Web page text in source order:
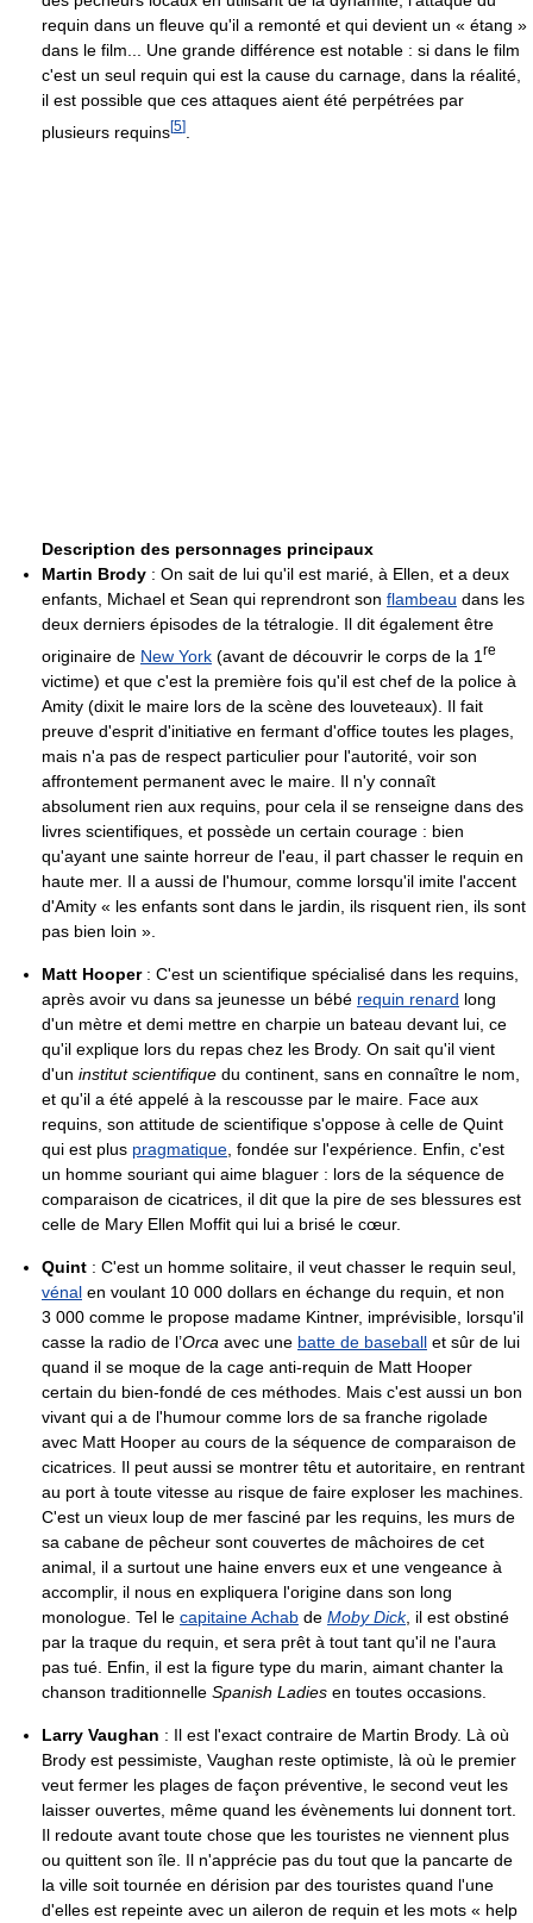
requin dans un fleuve qu'il a remonté et qui devient un « étang »
dans le film... Une grande différence est notable : si dans le film
c'est un seul requin qui est la cause du carnage, dans la réalité,
il est possible que ces attaques aient été perpétrées par
plusieurs requins[5]
Description des personnages principaux
Martin Brody : On sait de lui qu'il est marié, à Ellen, et a deux
enfants, Michael et Sean qui reprendront son flambeau dans les
deux derniers épisodes de la tétralogie. Il dit également être
originaire de New York (avant de découvrir le corps de la 1 re
victime) et que c'est la première fois qu'il est chef de la police à
Amity (dixit le maire lors de la scène des louveteaux). Il fait
preuve d'esprit d'initiative en fermant d'office toutes les plages,
mais n'a pas de respect particulier pour l'autorité, voir son
affrontement permanent avec le maire. Il n'y connaît
absolument rien aux requins, pour cela il se renseigne dans des
livres scientifiques, et possède un certain courage : bien
qu'ayant une sainte horreur de l'eau, il part chasser le requin en
haute mer. Il a aussi de l'humour, comme lorsqu'il imite l'accent
d'Amity « les enfants sont dans le jardin, ils risquent rien, ils sont
pas bien loin ».
Matt Hooper: C'est un scientifique spécialisé dans les requins,
après avoir vu dans sa jeunesse un bébé requin renard long
d'un mètre et demi mettre en charpie un bateau devant lui, ce
qu'il explique lors du repas chez les Brody. On sait qu'il vient
d'un institut scientifique du continent, sans en connaître le nom,
et qu'il a été appelé à la rescousse par le maire. Face aux
requins, son attitude de scientifique s'oppose à celle de Quint
qui est plus pragmatique , fondée sur l'expérience. Enfin, c'est
un homme souriant qui aime blaguer : lors de la séquence de
comparaison de cicatrices, il dit que la pire de ses blessures est
celle de Mary Ellen Moffit qui lui a brisé le cœur.
Quint : C'est un homme solitaire, il veut chasser le requin seul,
vénal en voulant 10 000 dollars en échange du requin, et non
3 000 comme le propose madame Kintner, imprévisible, lorsqu'il
casse la radio de l’Orca avec une batte de baseball et sûr de lui
quand il se moque de la cage anti-requin de Matt Hooper
certain du bien-fondé de ces méthodes. Mais c'est aussi un bon
vivant qui a de l'humour comme lors de sa franche rigolade
avec Matt Hooper au cours de la séquence de comparaison de
cicatrices. Il peut aussi se montrer têtu et autoritaire, en rentrant
au port à toute vitesse au risque de faire exploser les machines.
C'est un vieux loup de mer fasciné par les requins, les murs de
sa cabane de pêcheur sont couvertes de mâchoires de cet
animal, il a surtout une haine envers eux et une vengeance à
accomplir, il nous en expliquera l'origine dans son long
monologue. Tel le capitaine Achab de Moby Dick, il est obstiné
par la traque du requin, et sera prêt à tout tant qu'il ne l'aura
pas tué. Enfin, il est la figure type du marin, aimant chanter la
chanson traditionnelle Spanish Ladies en toutes occasions.
Larry Vaughan : Il est l'exact contraire de Martin Brody. Là où
Brody est pessimiste, Vaughan reste optimiste, là où le premier
veut fermer les plages de façon préventive, le second veut les
laisser ouvertes, même quand les évènements lui donnent tort.
Il redoute avant toute chose que les touristes ne viennent plus
ou quittent son île. Il n'apprécie pas du tout que la pancarte de
la ville soit tournée en dérision par des touristes quand l'une
d'elles est repeinte avec un aileron de requin et les mots « help